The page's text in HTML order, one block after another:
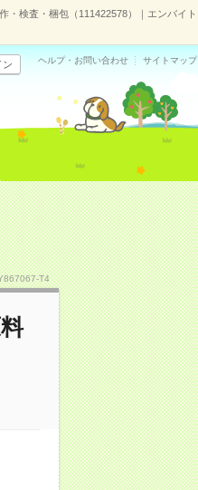
・検査・梱包（111422578）｜エンバイト
ン ヘルプ・お問い合わせ サイトマップ
T4